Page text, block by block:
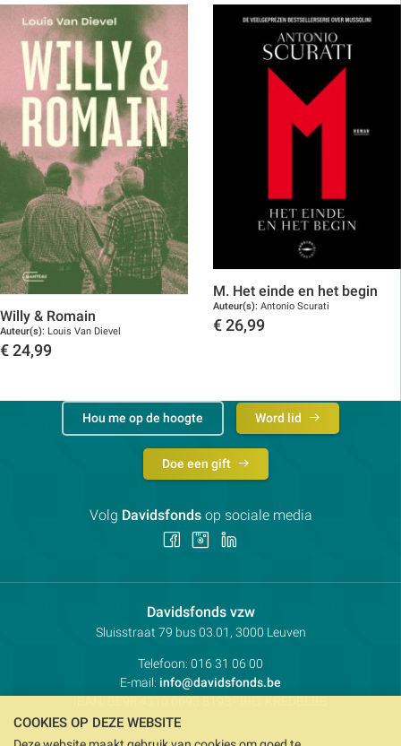
Willy & Romain
Auteur(s): Louis Van Dievel
€ 24,99
M. Het einde en het begin
Auteur(s): Antonio Scurati
€ 26,99
Davidsfonds vzwContactpersoon:
Adres:
Sluisstraat 79 bus 03.01, 3000 Leuven
Telefoon: 016 31 06 00
E-mail: info@davidsfonds.be
IBAN:BE98 4310 0693 8193- BIC:KREDBEBB
Hou me op de hoogte Word lid
Doe een gift
Volg Davidsfondsop sociale media
Volg Volg
COOKIES OP DEZE WEBSITE